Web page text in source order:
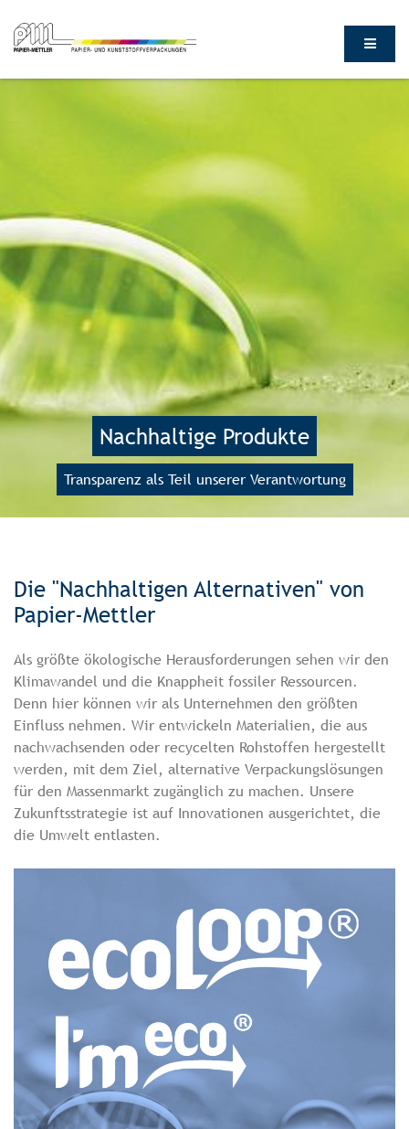
Nachhaltige Produkte
Transparenz als Teil unserer Verantwortung
Die "Nachhaltigen Alternativen" von
Papier-Mettler
Als größte ökologische Herausforderungen sehen wir den
Klimawandel und die Knappheit fossiler Ressourcen.
Denn hier können wir als Unternehmen den größten
Einfluss nehmen. Wir entwickeln Materialien, die aus
nachwachsenden oder recycelten Rohstoffen hergestellt
werden, mit dem Ziel, alternative Verpackungslösungen
für den Massenmarkt zugänglich zu machen. Unsere
Zukunftsstrategie ist auf Innovationen ausgerichtet, die
die Umwelt entlasten.